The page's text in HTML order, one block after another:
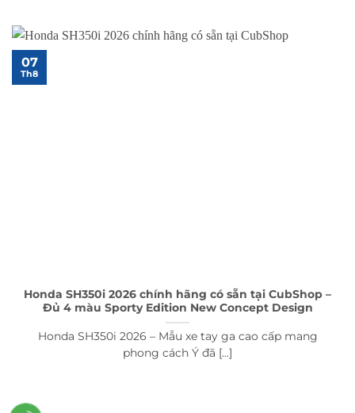
Honda SH350i 2026 chính hãng có sẵn tại CubShop –
Đủ 4 màu Sporty Edition New Concept Design
Honda SH350i 2026 – Mẫu xe tay ga cao cấp mang
phong cách Ý đã [...]
07
Th8